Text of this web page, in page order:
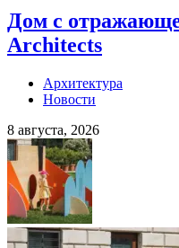
Дом с
Architects
Архитектура
Новости
8 августа, 2026